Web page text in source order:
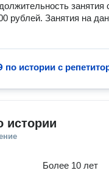
занятия
рублей. Занятия на
по истории с
истории
Более 10 лет